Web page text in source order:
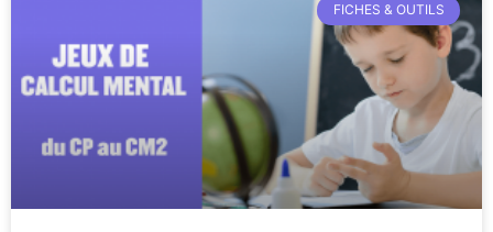
FICHES & OUTILS